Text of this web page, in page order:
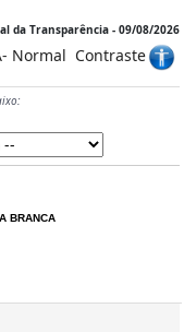
da Transparência - 09/08/2026
Normal Contraste
BRANCA